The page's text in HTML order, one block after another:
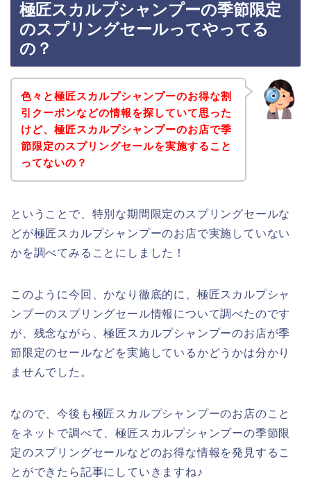
極匠スカルプシャンプーの季節限定
のスプリングセールってやってる
の？
色々と極匠スカルプシャンプーのお得な割
引クーポンなどの情報を探していて思った
けど、極匠スカルプシャンプーのお店で季
節限定のスプリングセールを実施すること
ってないの？
ということで、特別な期間限定のスプリングセールな
どが極匠スカルプシャンプーのお店で実施していない
かを調べてみることにしました！
このように今回、かなり徹底的に、極匠スカルプシャ
ンプーのスプリングセール情報について調べたのです
が、残念ながら、極匠スカルプシャンプーのお店が季
節限定のセールなどを実施しているかどうかは分かり
ませんでした。
なので、今後も極匠スカルプシャンプーのお店のこと
をネットで調べて、極匠スカルプシャンプーの季節限
定のスプリングセールなどのお得な情報を発見するこ
とができたら記事にしていきますね♪